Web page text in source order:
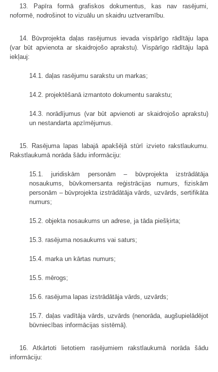
13. Papīra formā grafiskos dokumentus, kas nav rasējumi,
noformē, nodrošinot to vizuālu un skaidru uztveramību.
14. Būvprojekta daļas rasējumus ievada vispārīgo rādītāju lapa
(var būt apvienota ar skaidrojošo aprakstu). Vispārīgo rādītāju lapā
iekļauj:
14.1. daļas rasējumu sarakstu un markas;
14.2. projektēšanā izmantoto dokumentu sarakstu;
14.3. norādījumus (var būt apvienoti ar skaidrojošo aprakstu)
un nestandarta apzīmējumus.
15. Rasējuma lapas labajā apakšējā stūrī izvieto rakstlaukumu.
Rakstlaukumā norāda šādu informāciju:
15.1. juridiskām personām – būvprojekta izstrādātāja
nosaukums, būvkomersanta reģistrācijas numurs, fiziskām
personām – būvprojekta izstrādātāja vārds, uzvārds, sertifikāta
numurs;
15.2. objekta nosaukums un adrese, ja tāda piešķirta;
15.3. rasējuma nosaukums vai saturs;
15.4. marka un kārtas numurs;
15.5. mērogs;
15.6. rasējuma lapas izstrādātāja vārds, uzvārds;
15.7. daļas vadītāja vārds, uzvārds (nenorāda, augšupielādējot
būvniecības informācijas sistēmā).
16. Atkārtoti lietotiem rasējumiem rakstlaukumā norāda šādu
informāciju: